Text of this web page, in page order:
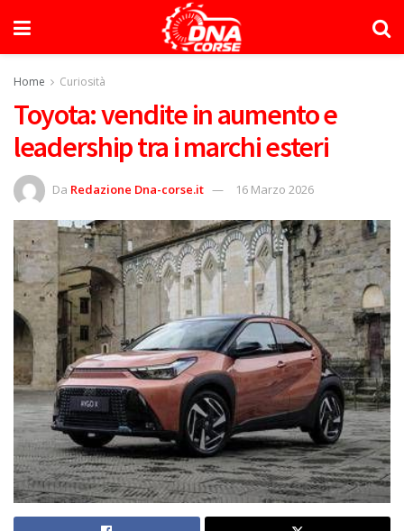
Home Curiosità
Toyota: vendite in aumento e
leadership tra i marchi esteri
Da Redazione Dna-corse.it 16 Marzo 2026